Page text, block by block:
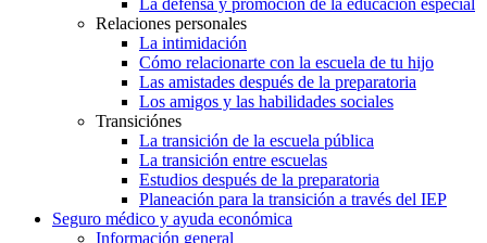
Relaciones personales
La intimidación
Cómo relacionarte con la escuela de tu hijo
Las amistades después de la preparatoria
Los amigos y las habilidades sociales
Transiciónes
La transición de la escuela pública
La transición entre escuelas
Estudios después de la preparatoria
Planeación para la transición a través del IEP
Seguro médico y ayuda económica
Información general